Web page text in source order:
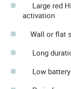
Large red
activation
Wall or flat
Long
Low